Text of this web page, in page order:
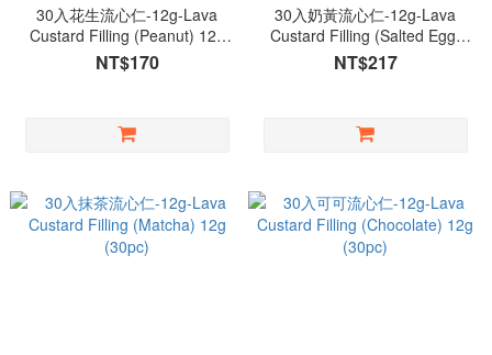
30入花生流心仁-12g-Lava
Custard Filling (Peanut) 12g
(30pc)
NT$170
30入奶黃流心仁-12g-Lava
Custard Filling (Salted Egg)
12g (30pc)
NT$217